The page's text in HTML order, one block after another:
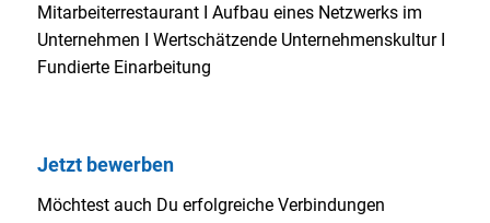
Mitarbeiterrestaurant I Aufbau eines Netzwerks im
Unternehmen I Wertschätzende Unternehmenskultur I
Fundierte Einarbeitung
Jetzt bewerben
Möchtest auch Du erfolgreiche Verbindungen